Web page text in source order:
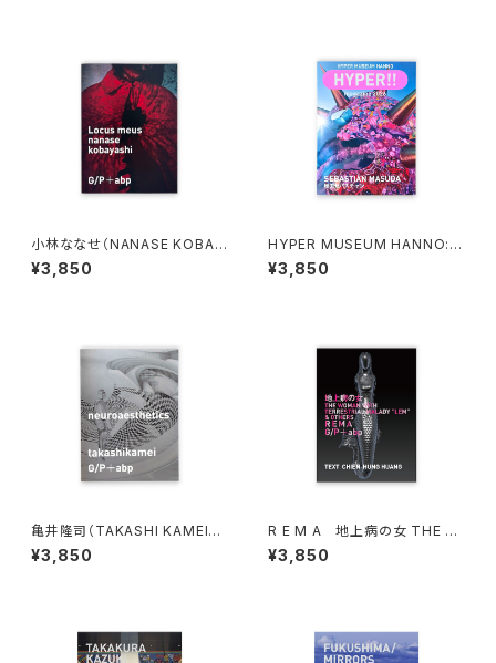
小林ななせ（NANASE KOBAY
ASHI）Locus meus
¥3,850
HYPER MUSEUM HANNO: H
YPER!! magazine 2026 増田
セバスチャン
¥3,850
亀井隆司（TAKASHI KAMEI）n
euroaesthetics
¥3,850
R E M A 地上病の女 THE W
OMAN WITH TERRESTRIAL
MALADY "LEM" & OTHERS
¥3,850